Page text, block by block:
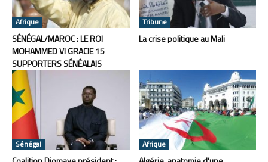
Afrique
SÉNÉGAL/MAROC : LE ROI
MOHAMMED VI GRACIE 15
SUPPORTERS SÉNÉALAIS
Tribune
La crise politique au Mali
Sénégal Afrique